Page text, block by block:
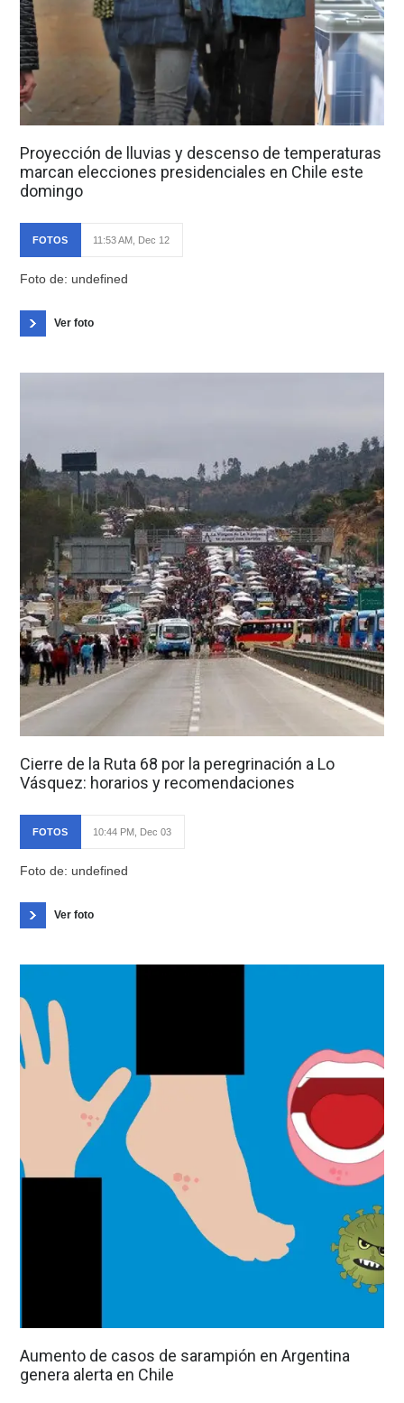
Proyección de lluvias y descenso de temperaturas
marcan elecciones presidenciales en Chile este
domingo
FOTOS 11:53 AM, Dec 12
Foto de: undefined
Ver foto
Cierre de la Ruta 68 por la peregrinación a Lo
Vásquez: horarios y recomendaciones
FOTOS 10:44 PM, Dec 03
Foto de: undefined
Ver foto
Aumento de casos de sarampión en Argentina
genera alerta en Chile